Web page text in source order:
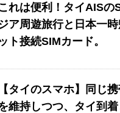
れは便利！タイAISの
ア周遊旅行と日本一
ット接続SIMカード。
【タイのスマホ】同じ
維持しつつ、タイ到